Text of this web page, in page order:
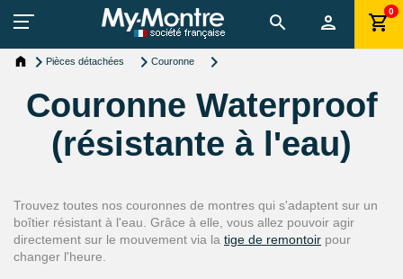
0
Pièces détachées Couronne
Couronne Waterproof
(résistante à l'eau)
Trouvez toutes nos couronnes de montres qui s'adaptent sur un
boîtier résistant à l'eau. Grâce à elle, vous allez pouvoir agir
directement sur le mouvement via la tige de remontoir pour
changer l'heure.